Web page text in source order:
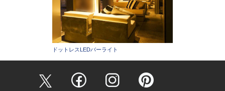
ドットレスLEDバーライト